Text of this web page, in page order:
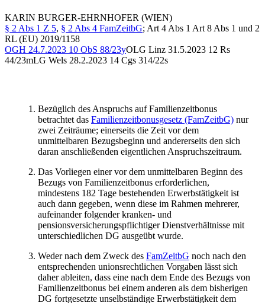
KARIN BURGER-EHRNHOFER (WIEN)
§ 2 Abs 1 Z 5, § 2 Abs 4 FamZeitbG; Art 4 Abs 1 Art 8 Abs 1 und 2
RL (EU) 2019/1158
OGH 24.7.2023 10 ObS 88/23yOLG Linz 31.5.2023 12 Rs
44/23mLG Wels 28.2.2023 14 Cgs 314/22s
Bezüglich des Anspruchs auf Familienzeitbonus
betrachtet das Familienzeitbonusgesetz (FamZeitbG) nur
zwei Zeiträume; einerseits die Zeit vor dem
unmittelbaren Bezugsbeginn und andererseits den sich
daran anschließenden eigentlichen Anspruchszeitraum.
Das Vorliegen einer vor dem unmittelbaren Beginn des
Bezugs von Familienzeitbonus erforderlichen,
mindestens 182 Tage bestehenden Erwerbstätigkeit ist
auch dann gegeben, wenn diese im Rahmen mehrerer,
aufeinander folgender kranken- und
pensionsversicherungspflichtiger Dienstverhältnisse mit
unterschiedlichen DG ausgeübt wurde.
Weder nach dem Zweck des FamZeitbG noch nach den
entsprechenden unionsrechtlichen Vorgaben lässt sich
daher ableiten, dass eine nach dem Ende des Bezugs von
Familienzeitbonus bei einem anderen als dem bisherigen
DG fortgesetzte unselbständige Erwerbstätigkeit dem